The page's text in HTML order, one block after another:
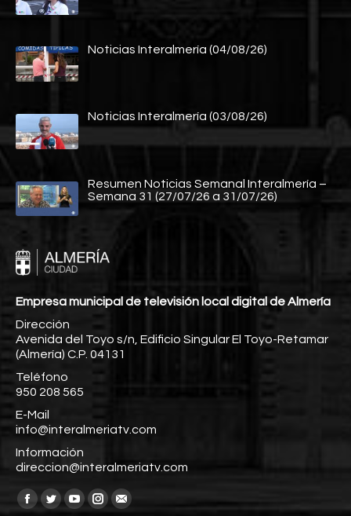
Noticias Interalmería (04/08/26)
Noticias Interalmería (03/08/26)
Resumen Noticias Semanal Interalmería –
Semana 31 (27/07/26 a 31/07/26)
Empresa municipal de televisión local digital de Almería
Dirección
Avenida del Toyo s/n, Edificio Singular El Toyo-Retamar
(Almería) C.P. 04131
Teléfono
950 208 565
E-Mail
info@interalmeriatv.com
Información
direccion@interalmeriatv.com
Encuéntranos en:
Facebook
TwitterYouTube
Instagram
Mail